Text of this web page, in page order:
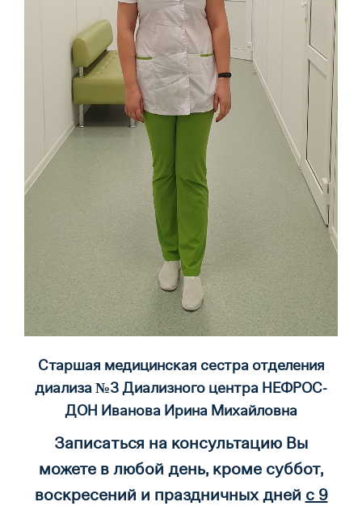
Старшая медицинская сестра отделения
диализа №3 Диализного центра НЕФРОС-
ДОН Иванова Ирина Михайловна
Записаться на консультацию Вы
можете в любой день, кроме суббот,
воскресений и праздничных дней с 9